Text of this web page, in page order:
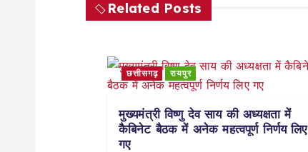
Related Posts
छत्तीसगढ़ रायपुर
मुख्यमंत्री विष्णु देव साय की अध्यक्षता में
कैबिनेट बैठक में अनेक महत्वपूर्ण निर्णय लिए
गए